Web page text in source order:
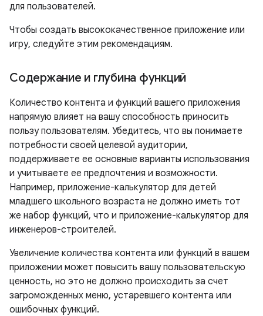
для пользователей.
Чтобы создать высококачественное приложение или
игру, следуйте этим рекомендациям.
Содержание и глубина функций
Количество контента и функций вашего приложения
напрямую влияет на вашу способность приносить
пользу пользователям. Убедитесь, что вы понимаете
потребности своей целевой аудитории,
поддерживаете ее основные варианты использования
и учитываете ее предпочтения и возможности.
Например, приложение-калькулятор для детей
младшего школьного возраста не должно иметь тот
же набор функций, что и приложение-калькулятор для
инженеров-строителей.
Увеличение количества контента или функций в вашем
приложении может повысить вашу пользовательскую
ценность, но это не должно происходить за счет
загроможденных меню, устаревшего контента или
ошибочных функций.